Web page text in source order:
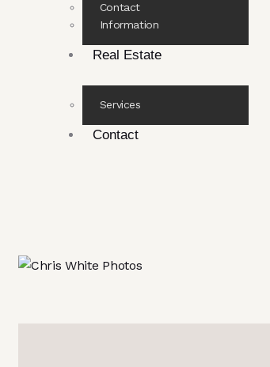
Contact
Information
Real Estate
Services
Contact